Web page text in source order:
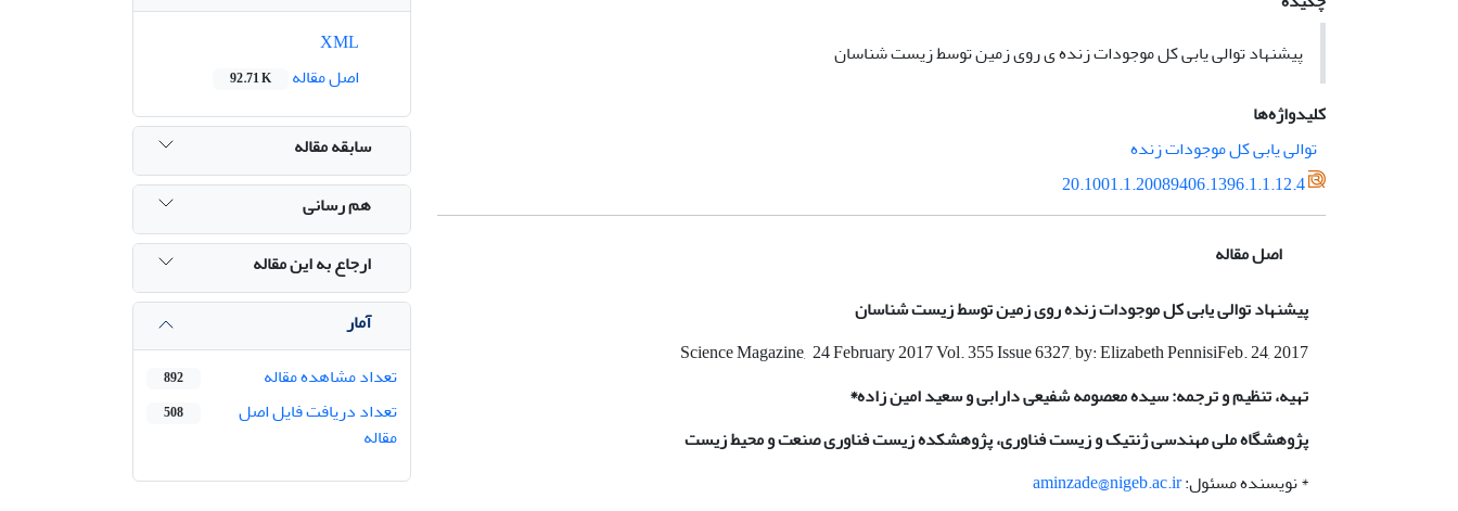
پیشنهاد توالی یابی کل موجودات زنده ی روی زمین توسط زیست شناسان
کلیدواژه‌ها
توالی یابی کل موجودات زنده
20.1001.1.20089406.1396.1.1.12.4
اصل مقاله
پیشنهاد توالی یابی کل موجودات زنده روی زمین توسط زیست شناسان
Science Magazine, 24 February 2017 Vol. 355 Issue 6327, by: Elizabeth PennisiFeb. 24, 2017
تهیه، تنظیم و ترجمه: سیده معصومه شفیعی دارابی و سعید امین زاده*
پژوهشگاه ملی مهندسی ژنتیک و زیست فناوری، پژوهشکده زیست فناوری صنعت و محیط زیست
* نویسنده مسئول:aminzade@nigeb.ac.ir
اصل مقاله
92.71 K
سابقه مقاله
هم رسانی
ارجاع به این مقاله
آمار
تعداد مشاهده مقاله
892
تعداد دریافت فایل اصل
مقاله
508